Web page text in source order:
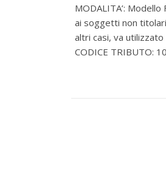
MODALITA’:
ai soggetti non
altri casi, va
CODICE TRIBUTO: